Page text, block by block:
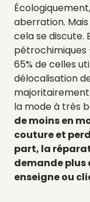
aberration.
cela se discute.
pétrochimiques
65% de celles
délocalisation
majoritairement
la mode à très
de moins en
couture et
part, la
demande plus
enseigne ou